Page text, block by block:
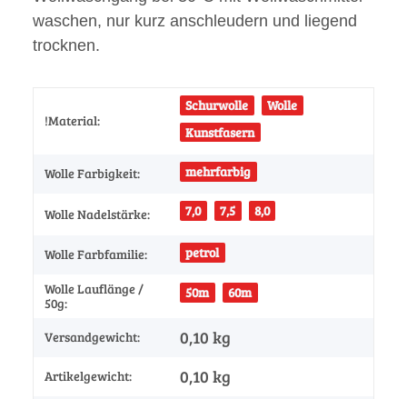
waschen, nur kurz anschleudern und liegend
trocknen.
!Material:
Schurwolle
Wolle
Kunstfasern
Wolle Farbigkeit: mehrfarbig
Wolle Nadelstärke: 7,0 7,5 8,0
Wolle Farbfamilie: petrol
Wolle Lauflänge /
50g:
50m 60m
Versandgewicht: 0,10 kg
Artikelgewicht: 0,10 kg